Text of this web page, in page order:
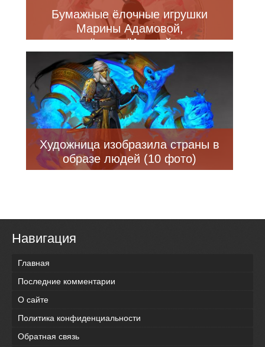
Бумажные ёлочные игрушки
Марины Адамовой,
вдохновлённые "Алисой в стране
Чудес" (7 фото)
Художница изобразила страны в
образе людей (10 фото)
Навигация
Главная
Последние комментарии
О сайте
Политика конфиденциальности
Обратная связь